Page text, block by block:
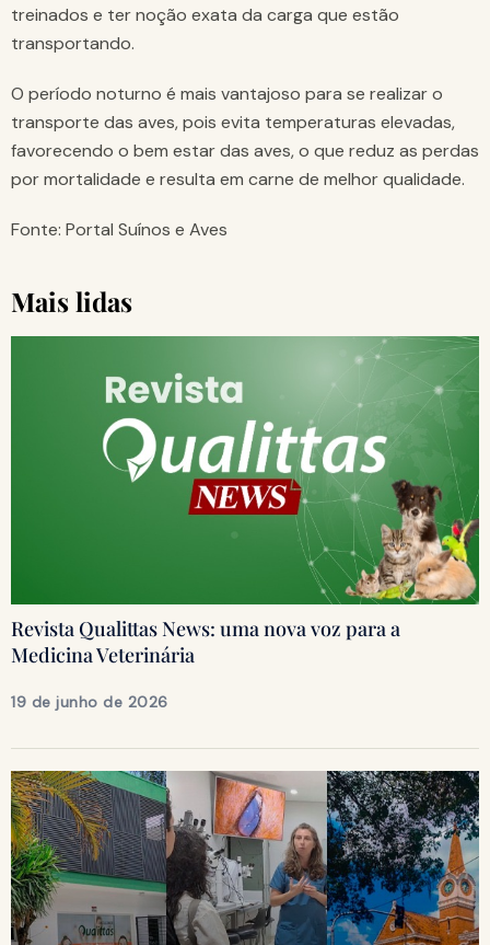
treinados e ter noção exata da carga que estão
transportando.
O período noturno é mais vantajoso para se realizar o
transporte das aves, pois evita temperaturas elevadas,
favorecendo o bem estar das aves, o que reduz as perdas
por mortalidade e resulta em carne de melhor qualidade.
Fonte: Portal Suínos e Aves
Mais lidas
Revista Qualittas News: uma nova voz para a
Medicina Veterinária
19 de junho de 2026